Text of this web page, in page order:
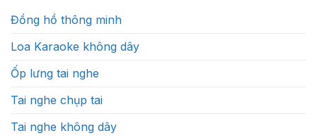
Đồng hồ thông minh
Loa Karaoke không dây
Ốp lưng tai nghe
Tai nghe chụp tai
Tai nghe không dây